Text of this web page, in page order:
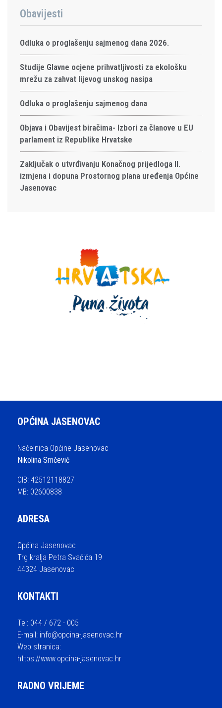
Obavijesti
Odluka o proglašenju sajmenog dana 2026.
Studije Glavne ocjene prihvatljivosti za ekološku
mrežu za zahvat lijevog unskog nasipa
Odluka o proglašenju sajmenog dana
Objava i Obavijest biračima- Izbori za članove u EU
parlament iz Republike Hrvatske
Zaključak o utvrđivanju Konačnog prijedloga II.
izmjena i dopuna Prostornog plana uređenja Općine
Jasenovac
OPĆINA JASENOVAC
Načelnica Općine Jasenovac
Nikolina Srnčević
OIB: 42512118827
MB: 02600838
ADRESA
Općina Jasenovac
Trg kralja Petra Svačića 19
44324 Jasenovac
KONTAKTI
Tel: 044 / 672 - 005
E-mail: info@opcina-jasenovac.hr
Web stranica:
https://www.opcina-jasenovac.hr
RADNO VRIJEME